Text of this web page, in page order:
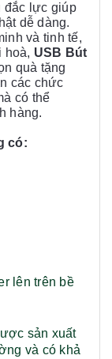
đắc lực giúp
dễ dàng.
và tinh tế,
hoà, USB Bút
quà tặng
các chức
có thể
hàng.
có:
lên trên bề
sản xuất
và có khả